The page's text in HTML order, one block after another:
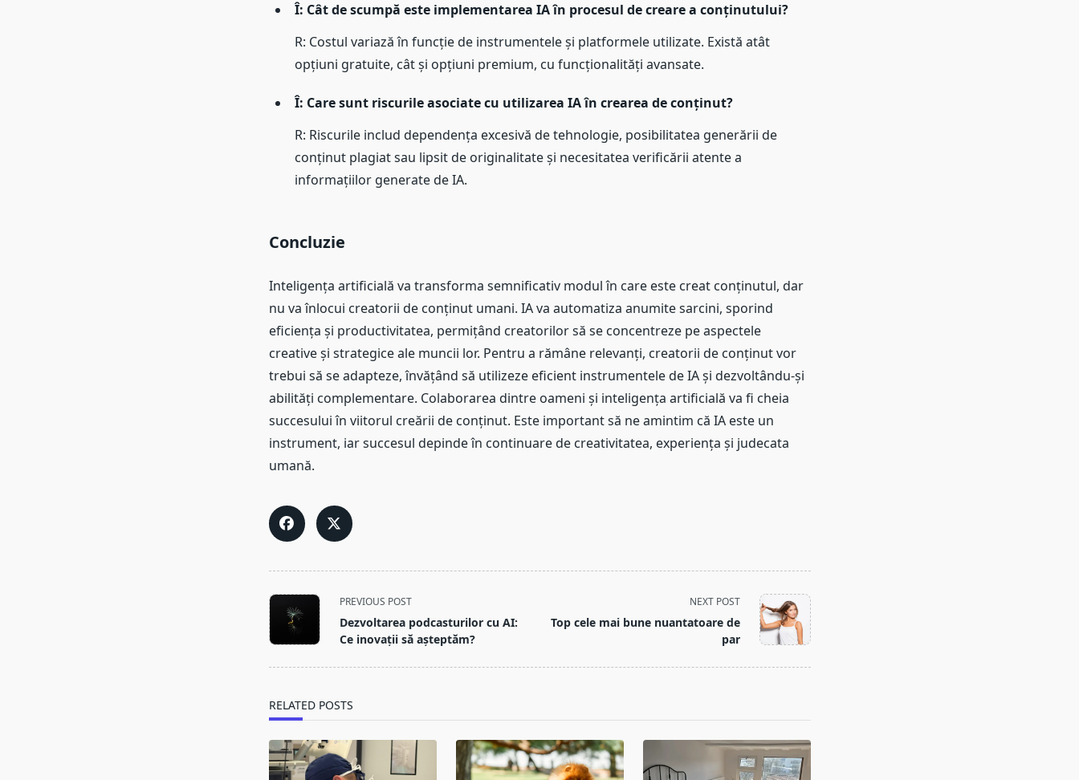
Î: Cât de scumpă este implementarea IA în procesul de creare a conținutului?
R: Costul variază în funcție de instrumentele și platformele utilizate. Există atât
opțiuni gratuite, cât și opțiuni premium, cu funcționalități avansate.
Î: Care sunt riscurile asociate cu utilizarea IA în crearea de conținut?
R: Riscurile includ dependența excesivă de tehnologie, posibilitatea generării de
conținut plagiat sau lipsit de originalitate și necesitatea verificării atente a
informațiilor generate de IA.
Concluzie
Inteligența artificială va transforma semnificativ modul în care este creat conținutul, dar
nu va înlocui creatorii de conținut umani. IA va automatiza anumite sarcini, sporind
eficiența și productivitatea, permițând creatorilor să se concentreze pe aspectele
creative și strategice ale muncii lor. Pentru a rămâne relevanți, creatorii de conținut vor
trebui să se adapteze, învățând să utilizeze eficient instrumentele de IA și dezvoltându-și
abilități complementare. Colaborarea dintre oameni și inteligența artificială va fi cheia
succesului în viitorul creării de conținut. Este important să ne amintim că IA este un
instrument, iar succesul depinde în continuare de creativitatea, experiența și judecata
umană.
<span
class="nav-
subtitle
PREVIOUS POST
Dezvoltarea podcasturilor cu AI:
Ce inovații să așteptăm?
NEXT POST
Top cele mai bune nuantatoare de
par
RELATED POSTS